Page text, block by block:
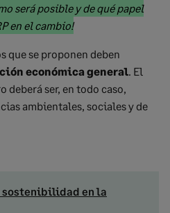
será posible y de qué papel
en el cambio!Marked
end
que se proponen deben
económica general. El
deberá ser, en todo caso,
ambientales, sociales y de
sostenibilidad en la